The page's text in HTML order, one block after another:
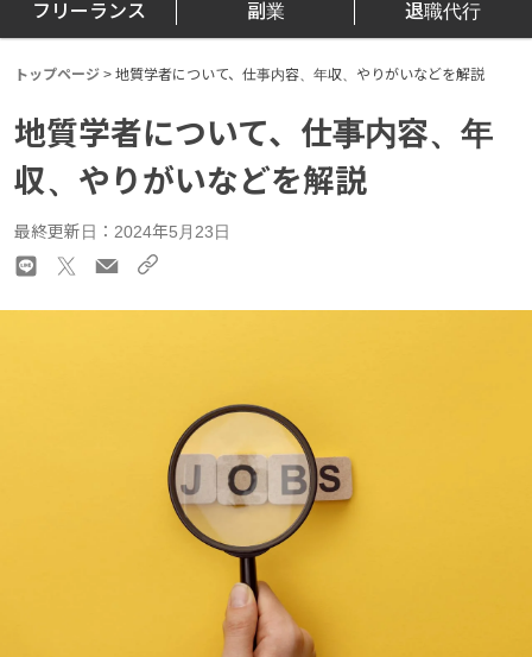
フリーランス 副業 退職代行
トップページ > 地質学者について、仕事内容、年収、やりがいなどを解説
地質学者について、仕事内容、年
収、やりがいなどを解説
最終更新日：2024年5月23日